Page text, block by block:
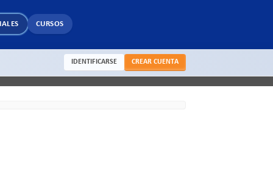
CURSOS
IDENTIFICARSE CREAR CUENTA